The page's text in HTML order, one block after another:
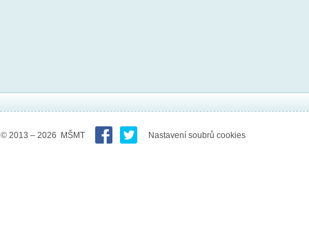
© 2013 – 2026 MŠMT Nastavení soubrů cookies